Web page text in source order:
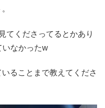
てくださってるとかあり
いなかったw
ることまで教えてくださ